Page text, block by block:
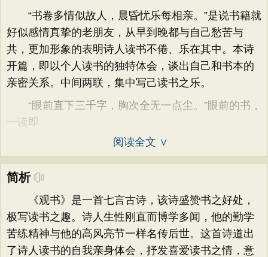
“书卷多情似故人，晨昏忧乐每相亲。”是说书籍就
好似感情真挚的老朋友，从早到晚都与自己愁苦与
共，更加形象的表明诗人读书不倦、乐在其中。本诗
开篇，即以个人读书的独特体会，谈出自己和书本的
亲密关系。中间两联，集中写己读书之乐。
“眼前直下三千字，胸次全无一点尘。”眼前的书，
一读即
阅读全文 ∨
简析
《观书》是一首七言古诗，该诗盛赞书之好处，
极写读书之趣。诗人生性刚直而博学多闻，他的勤学
苦练精神与他的高风亮节一样名传后世。这首诗道出
了诗人读书的自我亲身体会，抒发喜爱读书之情，意